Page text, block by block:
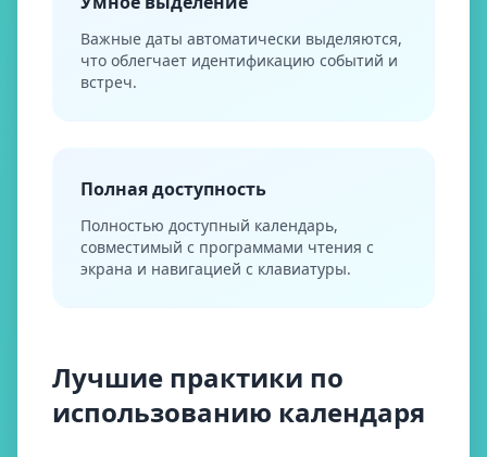
Важные даты автоматически выделяются,
что облегчает идентификацию событий и
встреч.
Полная доступность
Полностью доступный календарь,
совместимый с программами чтения с
экрана и навигацией с клавиатуры.
Лучшие практики по
использованию календаря